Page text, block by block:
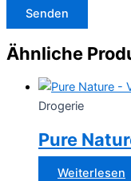
Ähnliche
Drogerie
Pure
Weiterlesen